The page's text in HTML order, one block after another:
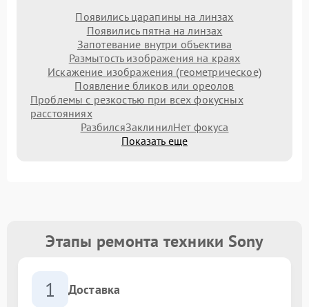
Появились царапины на линзах
Появились пятна на линзах
Запотевание внутри объектива
Размытость изображения на краях
Искажение изображения (геометрическое)
Появление бликов или ореолов
Проблемы с резкостью при всех фокусных
расстояниях
РазбилсяЗаклинилНет фокуса
Показать еще
Этапы ремонта техники Sony
1 Доставка